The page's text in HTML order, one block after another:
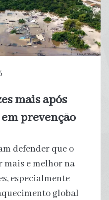
mais após
prevenção
defender que o
e melhor na
especialmente
global